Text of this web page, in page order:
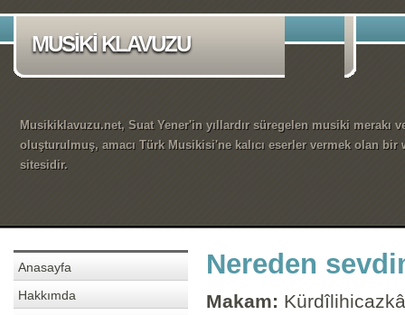
MUSİKİ KLAVUZU
Musikiklavuzu.net, Suat Yener'in yıllardır süregelen musiki merakı
oluşturulmuş, amacı Türk Musikisi'ne kalıcı eserler vermek olan bir
sitesidir.
Anasayfa
Hakkımda
Nereden
Makam: